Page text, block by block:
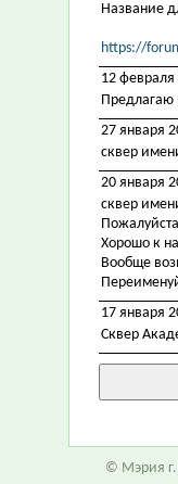
Название
https://
12 февраля
27 января
сквер
20 января
сквер
Хорошо к
Вообще
17 января
Сквер
© Мэрия г.